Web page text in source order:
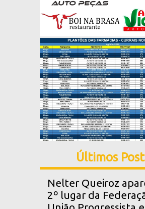
Últimos
Nelter Queiroz
2º lugar da